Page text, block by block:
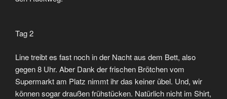
Tag 2
Line treibt es fast noch in der Nacht aus dem Bett, also
gegen 8 Uhr. Aber Dank der frischen Brötchen vom
Supermarkt am Platz nimmt ihr das keiner übel. Und, wir
können sogar draußen frühstücken. Natürlich nicht im Shirt,